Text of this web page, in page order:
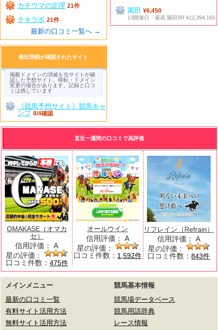
カチウマの定理 21件
テキラボ 21件
最新の口コミ一覧へ →
園田¥6,450
13開催日・最高 園田9R ¥12,394,160
最近閉鎖が確認されたサイト
掲載ドメインの消滅を当サイトが確
認した予想サイト。移転・ドメイン
変更の場合があります。記録と口コ
ミは残しています
《競馬予想サイト》競馬キャ
ンプ 8/4確認
直近一週間の口コミで高評価
OMAKASE（オマカ
セ）
信用評価： A
星の評価：
口コミ件数： 475件
オールウイン
信用評価： A
星の評価：
口コミ件数： 1,592件
リフレイン（Refrain）
信用評価： A
星の評価：
口コミ件数：843件
メインメニュー
最新の口コミ一覧
有料サイト活用方法
無料サイト活用方法
競馬基本情報
競馬場データベース
競馬用語辞典
レース情報